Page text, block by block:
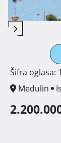
Šifra oglasa:
Medulin